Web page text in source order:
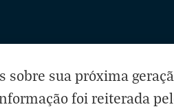
sua próxima
foi reiterada